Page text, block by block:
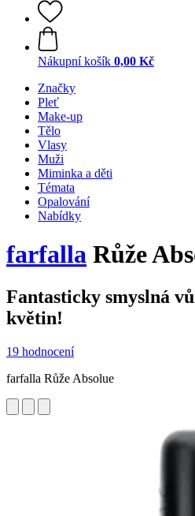
Nákupní košík 0,00 Kč
Značky
Pleť
Make-up
Tělo
Vlasy
Muži
Miminka a děti
Témata
Opalování
Nabídky
farfalla Růže
Fantasticky smyslná
květin!
19 hodnocení
farfalla Růže Absolue